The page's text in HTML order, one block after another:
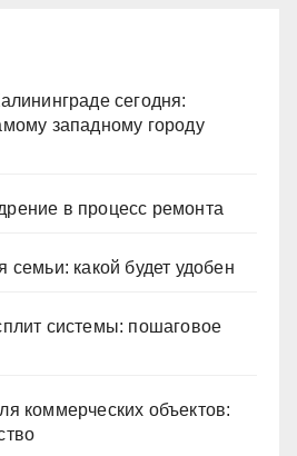
сегодня:
западному городу
в процесс ремонта
семьи: какой будет удобен
системы: пошаговое
коммерческих объектов: